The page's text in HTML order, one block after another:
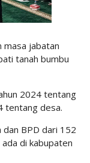
masa jabatan
tanah bumbu
2024 tentang
tentang desa.
BPD dari 152
di kabupaten